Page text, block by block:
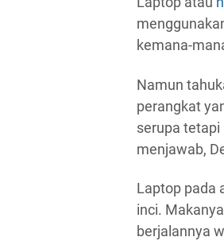
kemana-
Namun
perangkat
serupa tetapi
menjawab,
Laptop pada
inci.
berjalannya